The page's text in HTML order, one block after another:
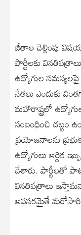
జీతాల చెల్లింపు
పార్టీలకు
ఉద్యోగుల
నేతలు ఎందుకు
మహారాష్ట్రలో
సంబంధించి చట్టం
ప్రయోజనాలను
ఉద్యోగులు ఆర్థిక
చేశారు. పార్టీలతో
వినతిపత్రాలు
అవసరమైతే మరోసారి